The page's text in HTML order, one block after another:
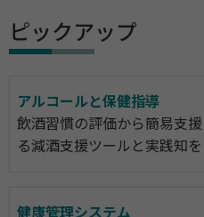
ピックアップ
アルコールと保健指導
飲酒習慣の評価から簡易支
る減酒支援ツールと実践知
健康管理システム